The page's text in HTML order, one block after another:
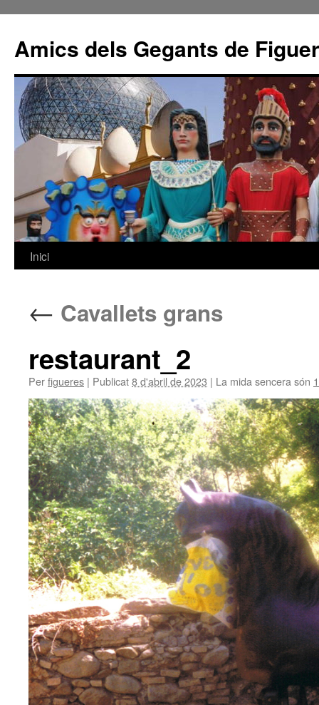
Amics dels Gegants de
Vés
contingut
Inici
← Cavallets grans
restaurant_2
Perfigueres | Publicat8 d'abril de 2023 | La mida sencera són